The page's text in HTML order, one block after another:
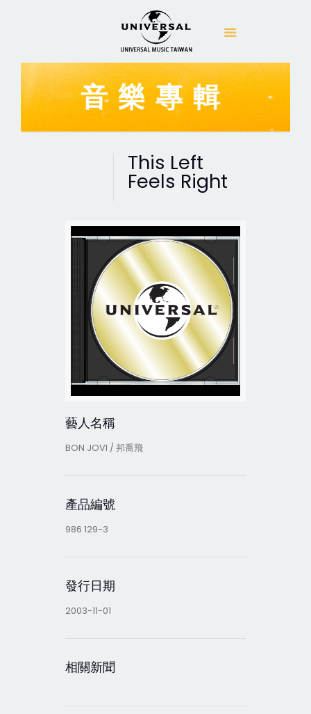
音樂專輯
This Left
Feels Right
藝人名稱
BON JOVI / 邦喬飛
產品編號
986 129-3
發行日期
2003-11-01
相關新聞